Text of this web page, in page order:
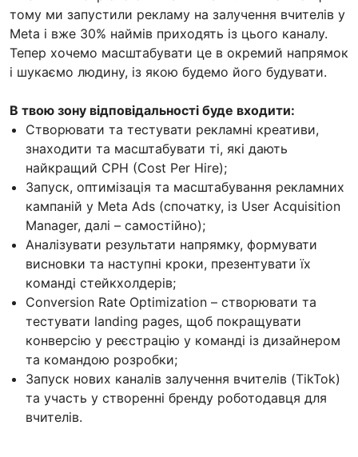
тому ми запустили рекламу на залучення вчителів у
Meta і вже 30% наймів приходять із цього каналу.
Тепер хочемо масштабувати це в окремий напрямок
і шукаємо людину, із якою будемо його будувати.
В твою зону відповідальності буде входити:
Створювати та тестувати рекламні креативи,
знаходити та масштабувати ті, які дають
найкращий CPH (Cost Per Hire);
Запуск, оптимізація та масштабування рекламних
кампаній у Meta Ads (спочатку, із User Acquisition
Manager, далі – самостійно);
Аналізувати результати напрямку, формувати
висновки та наступні кроки, презентувати їх
команді стейкхолдерів;
Conversion Rate Optimization – створювати та
тестувати landing pages, щоб покращувати
конверсію у реєстрацію у команді із дизайнером
та командою розробки;
Запуск нових каналів залучення вчителів (TikTok)
та участь у створенні бренду роботодавця для
вчителів.